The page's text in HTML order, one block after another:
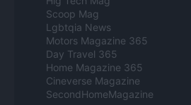
Scoop Mag
Lgbtqia News
Motors Magazine 365
Day Travel 365
Home Magazine 365
Cineverse Magazine
SecondHomeMagazine